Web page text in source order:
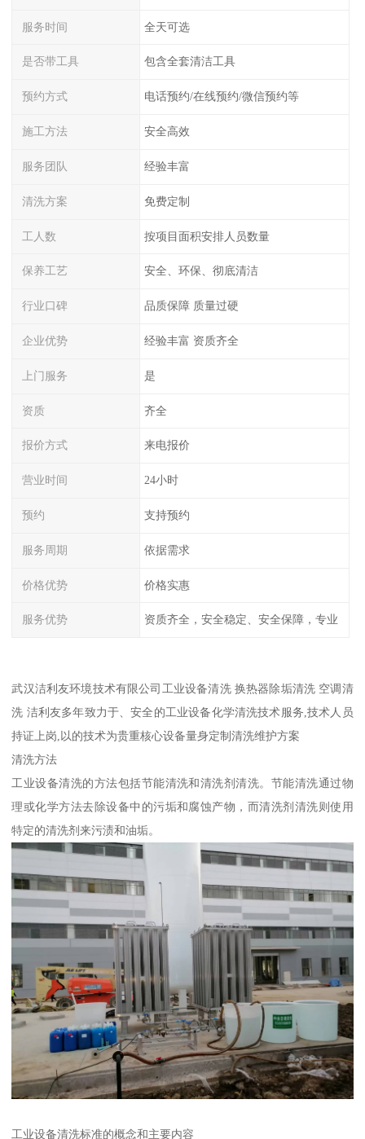
服务时间 全天可选
是否带工具 包含全套清洁工具
预约方式 电话预约/在线预约/微信预约等
施工方法 安全高效
服务团队 经验丰富
清洗方案 免费定制
工人数 按项目面积安排人员数量
保养工艺 安全、环保、彻底清洁
行业口碑 品质保障 质量过硬
企业优势 经验丰富 资质齐全
上门服务 是
资质 齐全
报价方式 来电报价
营业时间 24小时
预约 支持预约
服务周期 依据需求
价格优势 价格实惠
服务优势 资质齐全，安全稳定、安全保障，专业
武汉洁利友环境技术有限公司工业设备清洗 换热器除垢清洗 空调清
洗 洁利友多年致力于、安全的工业设备化学清洗技术服务,技术人员
持证上岗,以的技术为贵重核心设备量身定制清洗维护方案
清洗方法
工业设备清洗的方法包括节能清洗和清洗剂清洗。节能清洗通过物
理或化学方法去除设备中的污垢和腐蚀产物，而清洗剂清洗则使用
特定的清洗剂来污渍和油垢。
工业设备清洗标准的概念和主要内容